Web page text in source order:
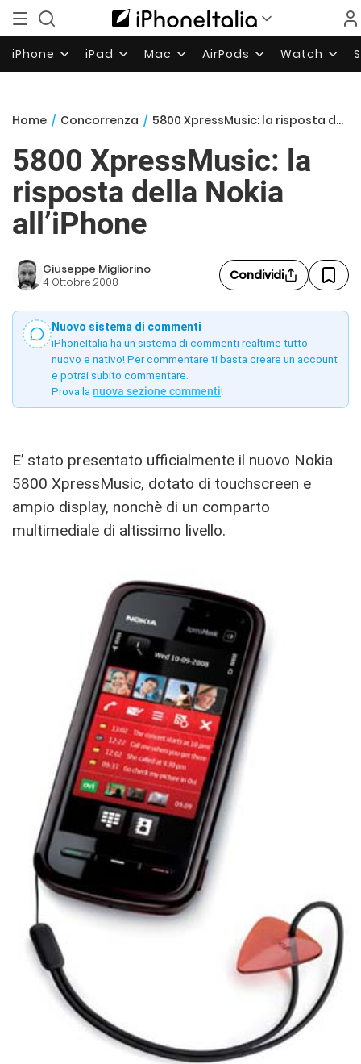
iPhone iPad Mac AirPods Watch
Home / Concorrenza / 5800 XpressMusic: la risposta della Nokia all’iPhone
5800 XpressMusic: la
risposta della Nokia
all’iPhone
Giuseppe Migliorino
4 Ottobre 2008 Condividi
Nuovo sistema di commenti
iPhoneItalia ha un sistema di commenti realtime tutto
nuovo e nativo! Per commentare ti basta creare un account
e potrai subito commentare.
Prova la nuova sezione commenti!
E’ stato presentato ufficialmente il nuovo Nokia
5800 XpressMusic, dotato di touchscreen e
ampio display, nonchè di un comparto
multimediale di altissimo livello.